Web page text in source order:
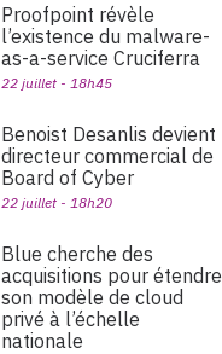
Proofpoint révèle
l’existence du malware-
as-a-service Cruciferra
22 juillet - 18h45
Benoist Desanlis devient
directeur commercial de
Board of Cyber
22 juillet - 18h20
Blue cherche des
acquisitions pour étendre
son modèle de cloud
privé à l’échelle
nationale